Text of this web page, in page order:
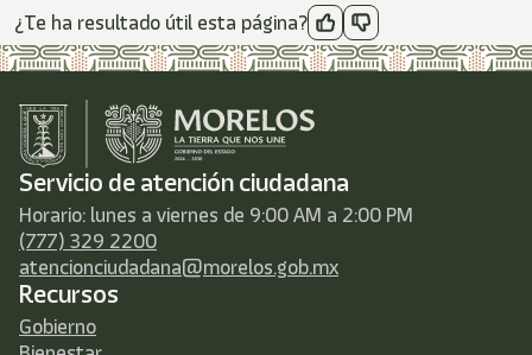
¿Te ha resultado útil esta página?
Servicio de atención ciudadana
Horario: lunes a viernes de 9:00 AM a 2:00 PM
(777) 329 2200
atencionciudadana@morelos.gob.mx
Recursos
Gobierno